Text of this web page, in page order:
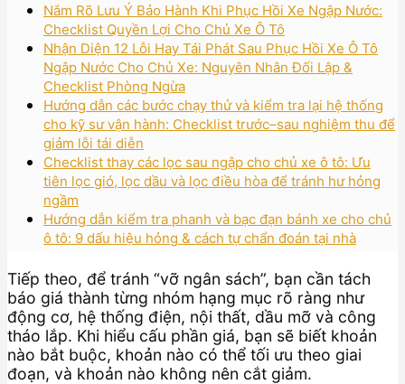
Nắm Rõ Lưu Ý Bảo Hành Khi Phục Hồi Xe Ngập Nước:
Checklist Quyền Lợi Cho Chủ Xe Ô Tô
Nhận Diện 12 Lỗi Hay Tái Phát Sau Phục Hồi Xe Ô Tô
Ngập Nước Cho Chủ Xe: Nguyên Nhân Đối Lập &
Checklist Phòng Ngừa
Hướng dẫn các bước chạy thử và kiểm tra lại hệ thống
cho kỹ sư vận hành: Checklist trước–sau nghiệm thu để
giảm lỗi tái diễn
Checklist thay các lọc sau ngập cho chủ xe ô tô: Ưu
tiên lọc gió, lọc dầu và lọc điều hòa để tránh hư hỏng
ngầm
Hướng dẫn kiểm tra phanh và bạc đạn bánh xe cho chủ
ô tô: 9 dấu hiệu hỏng & cách tự chẩn đoán tại nhà
Tiếp theo, để tránh “vỡ ngân sách”, bạn cần tách
báo giá thành từng nhóm hạng mục rõ ràng như
động cơ, hệ thống điện, nội thất, dầu mỡ và công
tháo lắp. Khi hiểu cấu phần giá, bạn sẽ biết khoản
nào bắt buộc, khoản nào có thể tối ưu theo giai
đoạn, và khoản nào không nên cắt giảm.